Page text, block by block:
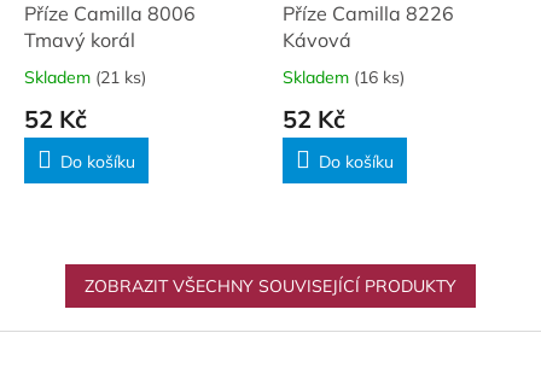
Příze Camilla 8006
Tmavý korál
Skladem (21 ks)
52 Kč
Do košíku
Příze Camilla 8226
Kávová
Skladem (16 ks)
52 Kč
Do košíku
ZOBRAZIT VŠECHNY SOUVISEJÍCÍ PRODUKTY